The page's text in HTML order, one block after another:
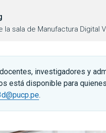
la sala de Manufactura Digital
investigadores y
está disponible para
.